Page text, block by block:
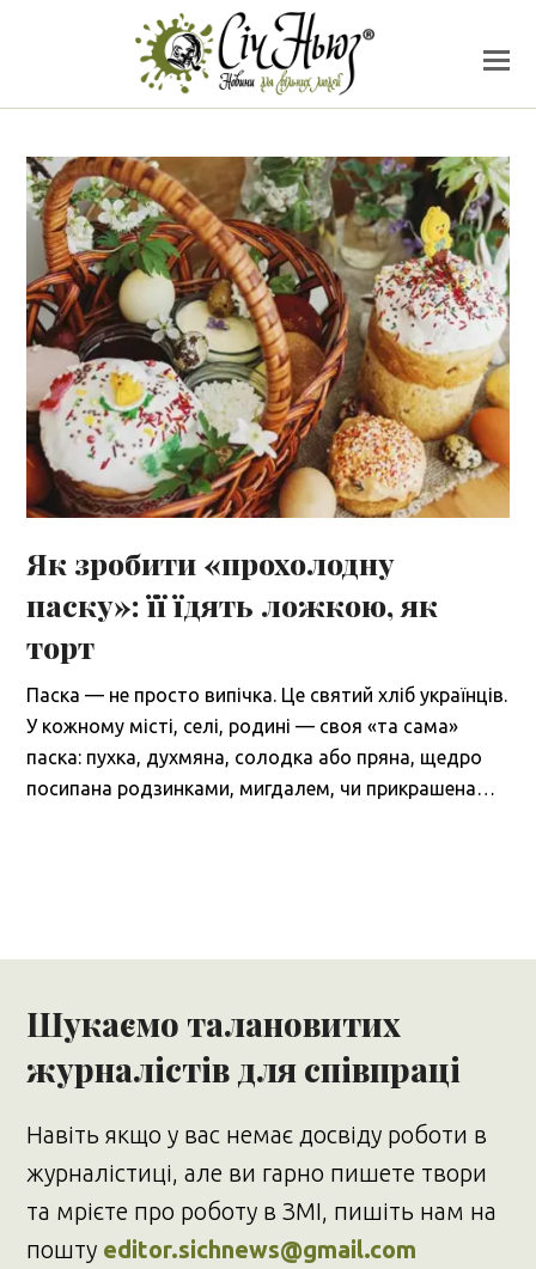
Як зробити «прохолодну
паску»: її їдять ложкою, як
торт
Паска — не просто випічка. Це святий хліб українців.
У кожному місті, селі, родині — своя «та сама»
паска: пухка, духмяна, солодка або пряна, щедро
посипана родзинками, мигдалем, чи прикрашена…
Шукаємо талановитих
журналістів для співпраці
Навіть якщо у вас немає досвіду роботи в
журналістиці, але ви гарно пишете твори
та мрієте про роботу в ЗМІ, пишіть нам на
пошту editor.sichnews@gmail.com